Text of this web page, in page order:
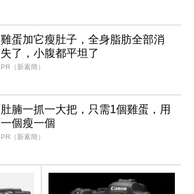
雞蛋加它瘦肚子，全身脂肪全部消
失了，小腹都平坦了
PR（新素簡）
肚腩一抓一大把，只需1個雞蛋，用
一個瘦一個
PR（新素簡）